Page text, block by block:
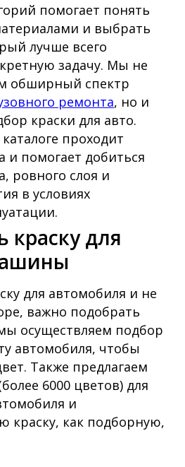
помогает понять
и выбрать
лучше всего
задачу. Мы не
обширный спектр
ремонта, но и
краски для авто.
проходит
и помогает добиться
ровного слоя и
в условиях
краску для
для автомобиля и не
важно подобрать
осуществляем подбор
автомобиля, чтобы
Также предлагаем
6000 цветов) для
и
краску, как подборную,